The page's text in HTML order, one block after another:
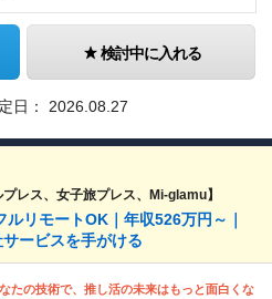
検討中に入れる
日： 2026.08.27
レス、女子旅プレス、Mi-glamu】
リモートOK｜年収526万円～｜
ービスを手がける
たの技術で、推し活の未来はもっと面白くな